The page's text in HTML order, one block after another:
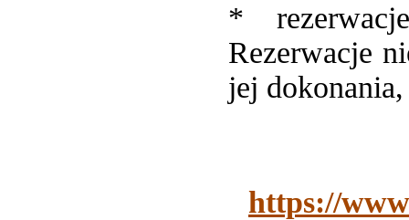
*
Rezerwacje
jej
https://